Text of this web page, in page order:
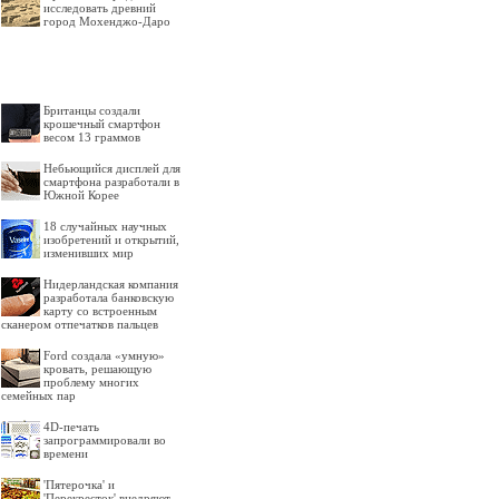
исследовать древний
город Мохенджо-Даро
Британцы создали
крошечный смартфон
весом 13 граммов
Небьющийся дисплей для
смартфона разработали в
Южной Корее
18 случайных научных
изобретений и открытий,
изменивших мир
Нидерландская компания
разработала банковскую
карту со встроенным
сканером отпечатков пальцев
Ford создала «умную»
кровать, решающую
проблему многих
семейных пар
4D-печать
запрограммировали во
времени
'Пятерочка' и